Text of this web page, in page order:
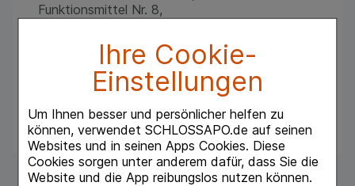
Ihre Cookie-
Einstellungen
Um Ihnen besser und persönlicher helfen zu
können, verwendet SCHLOSSAPO.de auf seinen
Websites und in seinen Apps Cookies. Diese
Cookies sorgen unter anderem dafür, dass Sie die
Website und die App reibungslos nutzen können.
Funktionsmittel Nr. 8,
Registrierte homöopathische Arzneimittel,
daher ohne Angabe einer therapeutischen
Indikation.